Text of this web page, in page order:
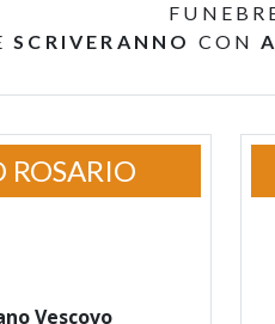
SCRIVERANNO CON
ROSARIO
Vescovo